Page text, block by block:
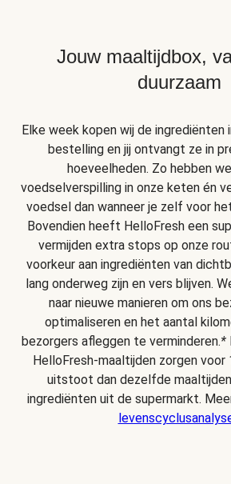
Jouw maaltijdbox,
duurzaam
Elke week kopen wij de ingrediënten
bestelling en jij ontvangt ze in
hoeveelheden. Zo hebben
voedselverspilling in onze keten én
voedsel dan wanneer je zelf voor
Bovendien heeft HelloFresh een
vermijden extra stops op onze
voorkeur aan ingrediënten van
lang onderweg zijn en vers blijven.
naar nieuwe manieren om ons
optimaliseren en het aantal
bezorgers afleggen te verminderen.*
HelloFresh-maaltijden zorgen voor
uitstoot dan dezelfde
ingrediënten uit de supermarkt.